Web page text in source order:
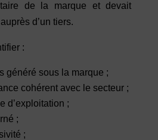
de la marque et devait
d’un tiers.
:
généré sous la marque ;
cohérent avec le secteur ;
d’exploitation ;
;
;